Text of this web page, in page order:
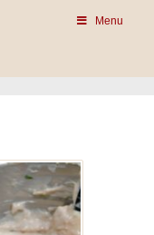
Menu